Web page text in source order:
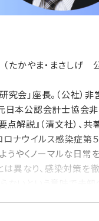
（たかやま・まさしげ
会」座長。（公社）
日本公認会計士協会
解説』（清文社）、共
ナウイルス感染症第
やくノーマルな日常を
は異なり、感染対策を